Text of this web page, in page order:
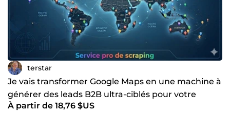
terstar
Je vais transformer Google Maps en une machine à
générer des leads B2B ultra-ciblés pour votre
Business
À partir de 18,76 $US